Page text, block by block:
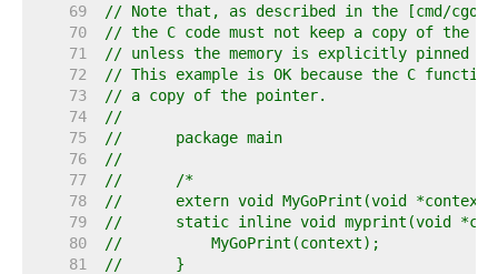
    69
// Note that, as described in the [cmd/cgo]
    70
// the C code must not keep a copy of the
    71
// unless the memory is explicitly pinned
    72
// This example is OK because the C
    73
// a copy of the pointer.
    74
//
    75
//	package main
    76
//
    77
//	/*
    78
//	extern void MyGoPrint(void
    79
//	static inline void myprint(void
    80
//	    MyGoPrint(context);
    81
//	}